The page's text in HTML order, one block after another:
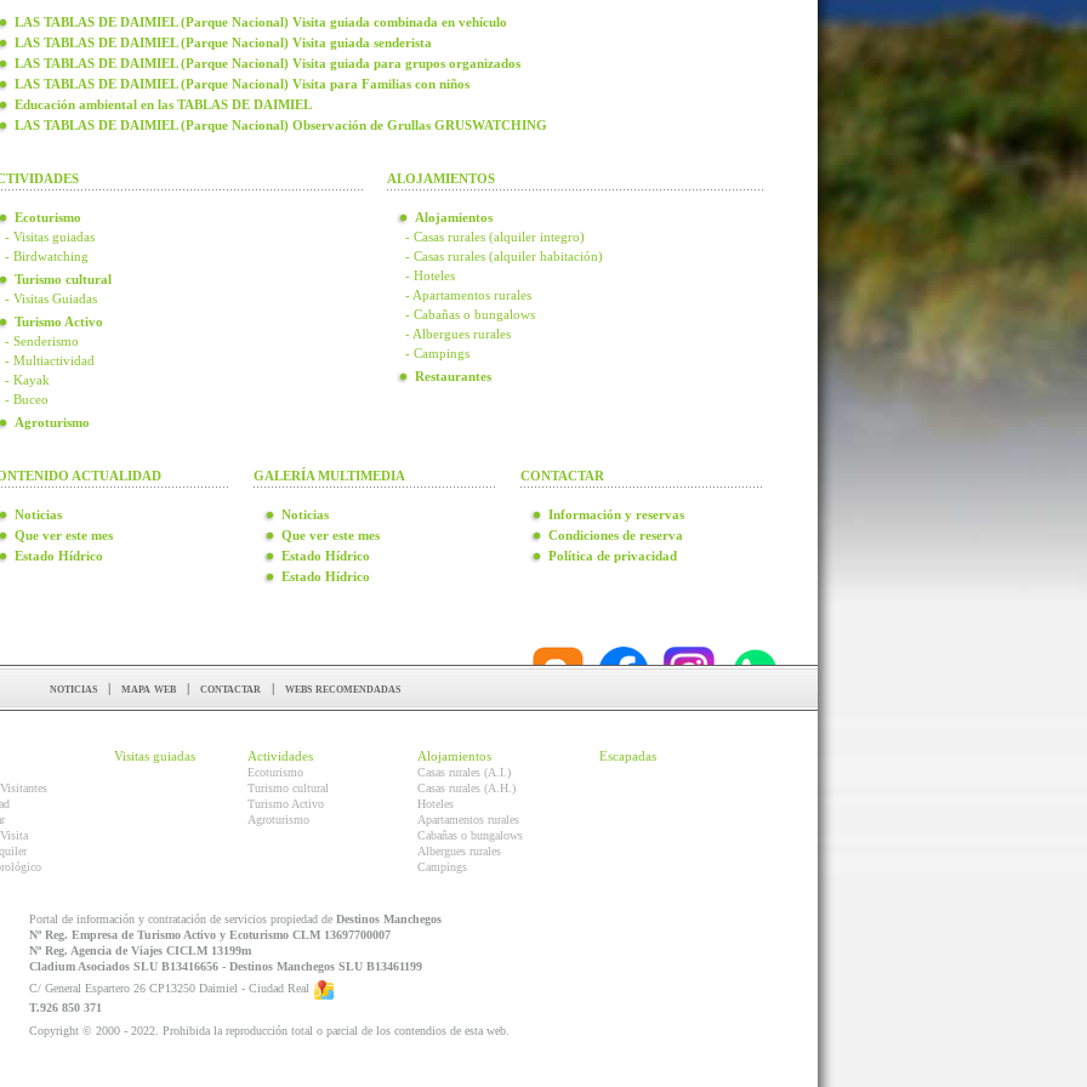
LAS TABLAS DE DAIMIEL (Parque Nacional) Visita guiada combinada en vehículo
LAS TABLAS DE DAIMIEL (Parque Nacional) Visita guiada senderista
LAS TABLAS DE DAIMIEL (Parque Nacional) Visita guiada para grupos organizados
LAS TABLAS DE DAIMIEL (Parque Nacional) Visita para Familias con niños
Educación ambiental en las TABLAS DE DAIMIEL
LAS TABLAS DE DAIMIEL (Parque Nacional) Observación de Grullas GRUSWATCHING
Ecoturismo
- Visitas guiadas
- Birdwatching
Turismo cultural
- Visitas Guiadas
Turismo Activo
- Senderismo
- Multiactividad
- Kayak
- Buceo
Agroturismo
ALOJAMIENTOS
Alojamientos
- Casas rurales (alquiler integro)
- Casas rurales (alquiler habitación)
- Hoteles
- Apartamentos rurales
- Cabañas o bungalows
- Albergues rurales
- Campings
Restaurantes
ACTUALIDAD
Noticias
Que ver este mes
Estado Hídrico
GALERÍA MULTIMEDIA
Noticias
Que ver este mes
Estado Hídrico
Estado Hídrico
CONTACTAR
Información y reservas
Condiciones de reserva
Política de privacidad
noticias | mapa web | contactar | webs recomendadas
Visitas guiadas Actividades
Ecoturismo
Turismo cultural
Turismo Activo
Agroturismo
Alojamientos
Casas rurales (A.I.)
Casas rurales (A.H.)
Hoteles
Apartamentos rurales
Cabañas o bungalows
Albergues rurales
Campings
Escapadas
Portal de información y contratación de servicios propiedad de Destinos Manchegos
Nº Reg. Empresa de Turismo Activo y Ecoturismo CLM 13697700007
Nº Reg. Agencia de Viajes CICLM 13199m
Cladium Asociados SLU B13416656 - Destinos Manchegos SLU B13461199
C/ General Espartero 26 CP13250 Daimiel - Ciudad Real
T.926 850 371
Copyright © 2000 - 2022. Prohibida la reproducción total o parcial de los contendios de esta web.